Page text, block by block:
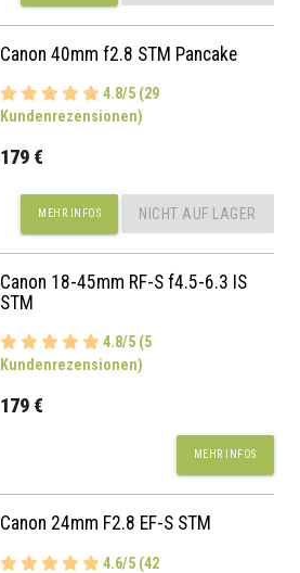
Canon 40mm f2.8 STM Pancake
4.8/5 (29
Kundenrezensionen)
179 €
MEHR INFOS NICHT AUF LAGER
Canon 18-45mm RF-S f4.5-6.3 IS
STM
4.8/5 (5
Kundenrezensionen)
179 €
MEHR INFOS
Canon 24mm F2.8 EF-S STM
4.6/5 (42